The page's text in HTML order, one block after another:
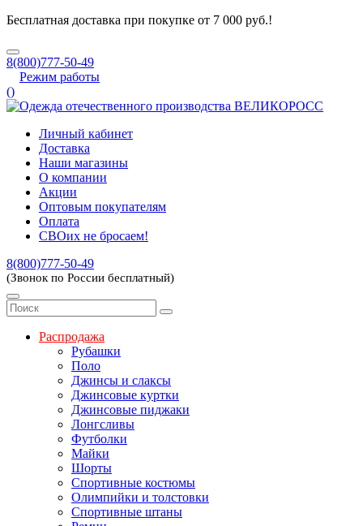
Бесплатная доставка при покупке от 7 000 руб.!
8(800)777-50-49
Режим работы
()
Личный кабинет
Доставка
Наши магазины
О компании
Акции
Оптовым покупателям
Оплата
СВОих не бросаем!
8(800)777-50-49
(Звонок по России бесплатный)
Распродажа
Рубашки
Поло
Джинсы и слаксы
Джинсовые куртки
Джинсовые пиджаки
Лонгсливы
Футболки
Майки
Шорты
Спортивные костюмы
Олимпийки и толстовки
Спортивные штаны